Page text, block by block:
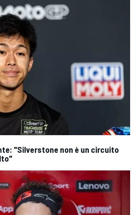
"Silverstone non è un circuito